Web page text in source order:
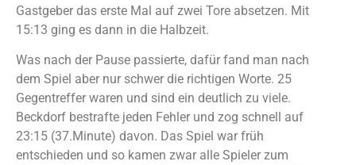
Gastgeber das erste Mal auf zwei Tore absetzen. Mit
15:13 ging es dann in die Halbzeit.
Was nach der Pause passierte, dafür fand man nach
dem Spiel aber nur schwer die richtigen Worte. 25
Gegentreffer waren und sind ein deutlich zu viele.
Beckdorf bestrafte jeden Fehler und zog schnell auf
23:15 (37.Minute) davon. Das Spiel war früh
entschieden und so kamen zwar alle Spieler zum